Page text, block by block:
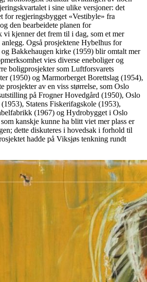
i sine ulike versjoner: det
for regjeringsbygget «Vestibyle» fra
den bearbeidete planen for
vi kjenner det frem til i dag, som et mer
Også prosjektene Hybelhus for
Bakkehaugen kirke (1959) blir omtalt mer
vies diverse eneboliger og
boligprosjekter som Luftforsvarets
(1950) og Marmorberget Borettslag (1954),
prosjekter av en viss størrelse, som Oslo
på Frogner Hovedgård (1950), Oslo
Statens Fiskerifagskole (1953),
(1967) og Hydrobygget i Oslo
kanskje kunne ha blitt viet mer plass er
dette diskuteres i hovedsak i forhold til
hadde på Viksjøs tenkning rundt